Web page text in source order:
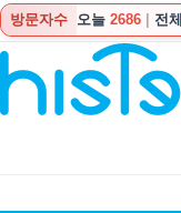
방문자수 오늘 2686 전체